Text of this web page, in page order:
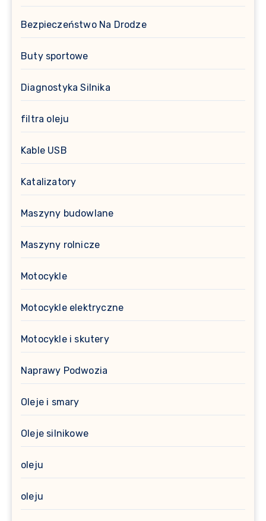
Bezpieczeństwo Na Drodze
Buty sportowe
Diagnostyka Silnika
filtra oleju
Kable USB
Katalizatory
Maszyny budowlane
Maszyny rolnicze
Motocykle
Motocykle elektryczne
Motocykle i skutery
Naprawy Podwozia
Oleje i smary
Oleje silnikowe
oleju
oleju